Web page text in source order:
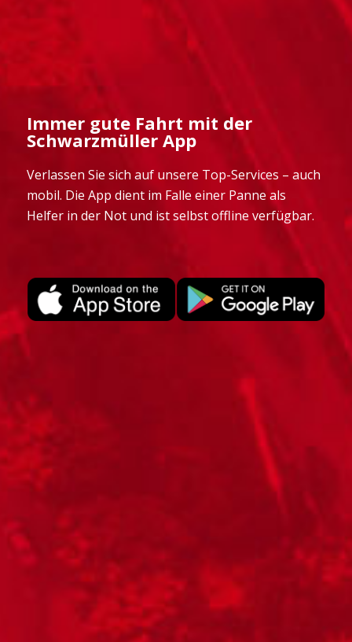
Immer gute Fahrt mit der
Schwarzmüller App
Verlassen Sie sich auf unsere Top-Services – auch
mobil. Die App dient im Falle einer Panne als
Helfer in der Not und ist selbst offline verfügbar.